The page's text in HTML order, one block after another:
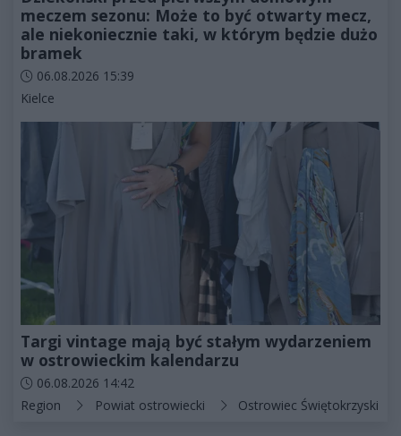
meczem sezonu: Może to być otwarty mecz,
ale niekoniecznie taki, w którym będzie dużo
bramek
Data dodania artykułu:
06.08.2026 15:39
Kategorie artykułu:
Kielce
Targi vintage mają być stałym wydarzeniem
w ostrowieckim kalendarzu
Data dodania artykułu:
06.08.2026 14:42
Kategorie artykułu:
Region Powiat ostrowiecki Ostrowiec Świętokrzyski